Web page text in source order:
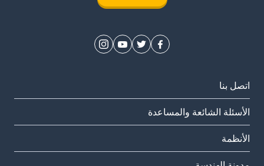
اتصل بنا
الأسئلة الشائعة والمساعدة
الأنظمة